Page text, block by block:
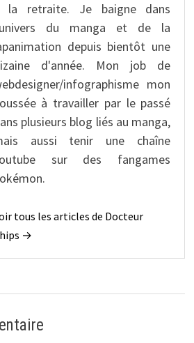
la retraite. Je baigne dans
du manga et de la
depuis bientôt une
d'année. Mon job de
infographisme mon
à travailler par le passé
plusieurs blog liés au manga,
aussi tenir une chaîne
sur des fangames
tous les articles de Docteur
→